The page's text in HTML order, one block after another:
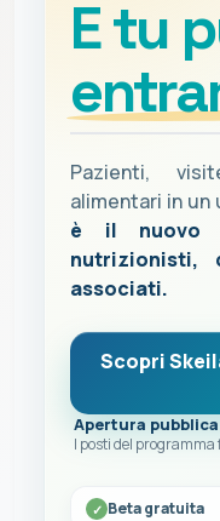
E tu
Pazienti,
alimentari in
è il nuovo
nutrizionisti,
associati.
Scopri
Apertura pubblica
I posti del
Beta gratuita